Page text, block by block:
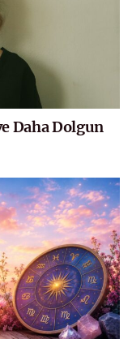
Daha Dolgun